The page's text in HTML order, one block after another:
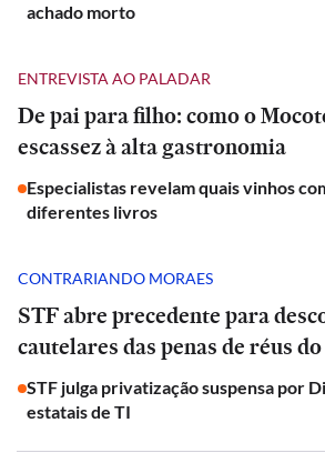
achado morto
ENTREVISTA AO PALADAR
De pai para filho: como o
escassez à alta gastronomia
Especialistas revelam quais vinhos
diferentes livros
CONTRARIANDO MORAES
STF abre precedente para
cautelares das penas de réus
STF julga privatização suspensa por
estatais de TI